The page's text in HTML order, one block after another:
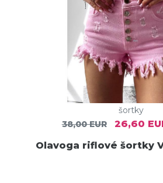
šortky
38,00 EUR
26,60
Olavoga riflové šortky